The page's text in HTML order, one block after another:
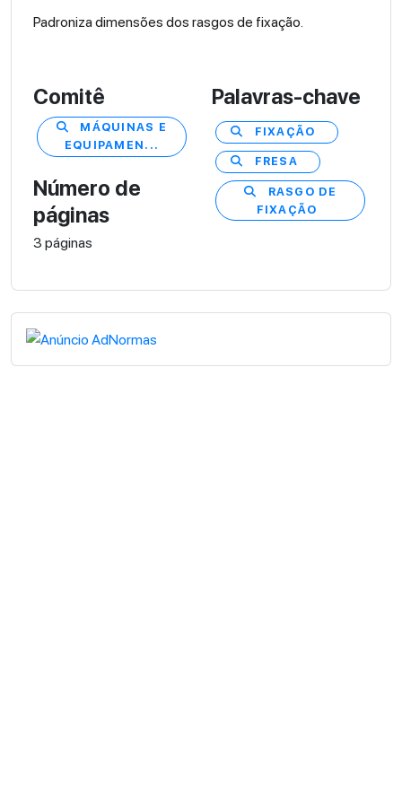
Padroniza dimensões dos rasgos de fixação.
Comitê
MÁQUINAS E
EQUIPAMEN...
Número de
páginas
3 páginas
Palavras-chave
FIXAÇÃO
FRESA
RASGO DE
FIXAÇÃO